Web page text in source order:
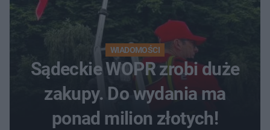
WIADOMOŚCI
Sądeckie WOPR zrobi duże
zakupy. Do wydania ma
ponad milion złotych!